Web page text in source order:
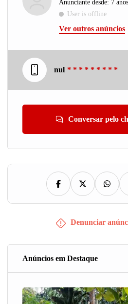
Anunciante desde: 7 anos
User is offline
Ver outros anúncios
nul * * * * * * * * *
Conversar pelo
Denunciar
Anúncios em Destaque